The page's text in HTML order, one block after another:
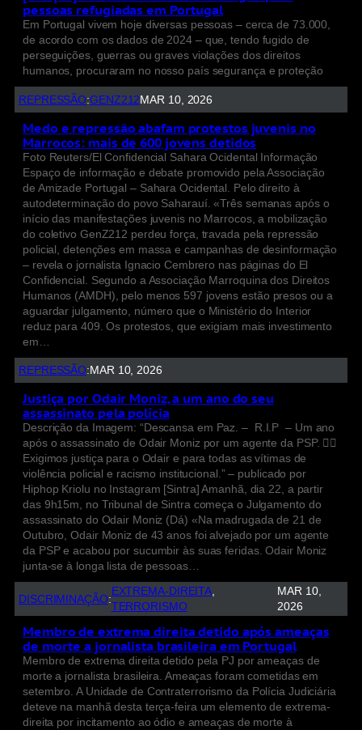
pessoas refugiadas em Portugal
Em Portugal vivem hoje diversas pessoas – cerca de 73.000,
de acordo com os dados de 2024 – que, tendo fugido de
perseguições, guerras ou graves violações dos direitos
humanos, procuraram no nosso país segurança e proteção
REPRESSÃO:GENZ212MAR 10, 2026
Medo e repressão abafam protestos juvenis no
Marrocos: mais de 600 jovens detidos
Foto Reuters/El Confidencial Sahara Ocidental Informação
Espaço de informação e debate promovido pela Associação
de Amizade Portugal – Sahara Ocidental. Pelo direito à
autodeterminação do povo Saharauí. «Três semanas após o
início das manifestações juvenis no Marrocos, a mobilização
do coletivo GenZ212 perdeu força, travada pela repressão
policial, detenções em massa e campanhas de desinformação
– revela o jornalista Ignacio Cembrero nas páginas do El
Confidencial. Segundo a Associação Marroquina dos Direitos
Humanos (AMDH), pelo menos 597 jovens estão presos ou a
aguardar julgamento, número que o Ministério do Interior
reduz para 409. Os protestos, que exigiam mais investimento
em…
REPRESSÃO: MAR 10, 2026
Justiça por Odair Moniz, a um ano do seu
assassinato pela polícia
Descrição da Imagem: “Descansa em Paz. – R.I.P – Um ano
após o assassinato de Odair Moniz por um agente da PSP. ✊🏾
Exigimos justiça para o Odair e para todas as vítimas de
violência policial e racismo institucional.” – publicado por
Hiphop Kriolu no Instagram [Sintra] Amanhã, dia 22, a partir
das 9h15m, no Tribunal de Sintra começa o Julgamento do
assassinato do Odair Moniz (Dá) «Na madrugada de 21 de
Outubro, Odair Moniz de 43 anos foi alvejado por um agente
da PSP e acabou por sucumbir às suas feridas. Odair Moniz
junta-se à longa lista de pessoas…
DISCRIMINAÇÃO:
EXTREMA-DIREITA
TERRORISMO
MAR 10,
2026
Membro de extrema direita detido após ameaças
de morte a jornalista brasileira em Portugal
Membro de extrema direita detido pela PJ por ameaças de
morte a jornalista brasileira. Ameaças foram cometidas em
setembro. A Unidade de Contraterrorismo da Polícia Judiciária
deteve na manhã desta terça-feira um elemento de extrema-
direita por incitamento ao ódio e ameaças de morte à